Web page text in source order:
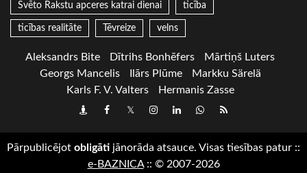
Svēto Rakstu apceres katrai dienai ticība
ticības realitāte Tēvreize velns
Aleksandrs Bite Dītrihs Bonhēfers
Mārtiņš Luters
Georgs Mancelis
Ilārs Plūme
Markku Särelä
Karls F. V. Valters
Hermanis Zasse
DraugiemFacebook
TwitterInstagram
LinkedInwhatsapp
RSS
Pārpublicējot obligāti jānorāda atsauce. Visas tiesības patur ::
e-BAZNICA:: © 2007-2026